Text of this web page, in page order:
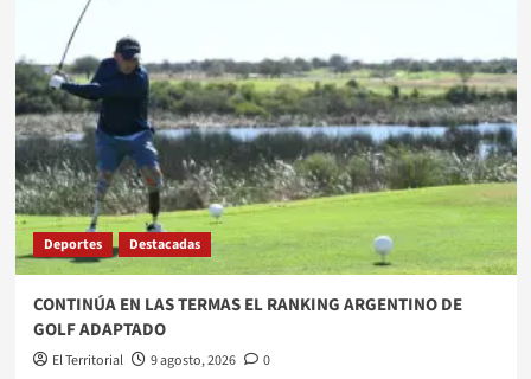
Deportes Destacadas
​CONTINÚA EN LAS TERMAS EL RANKING ARGENTINO DE
GOLF ADAPTADO
El Territorial 9 agosto, 2026 0